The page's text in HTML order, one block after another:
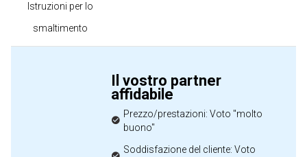
Istruzioni per lo
smaltimento
Il vostro partner
affidabile
Prezzo/prestazioni: Voto "molto
buono"
Soddisfazione del cliente: Voto